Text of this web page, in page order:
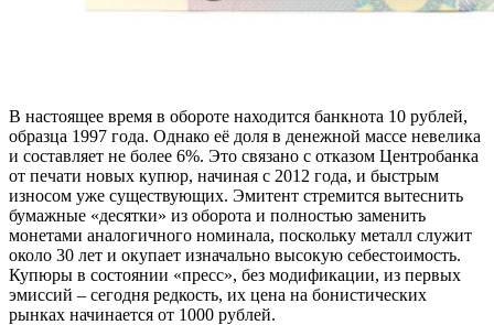
В настоящее время в обороте находится банкнота 10 рублей,
образца 1997 года. Однако её доля в денежной массе невелика
и составляет не более 6%. Это связано с отказом Центробанка
от печати новых купюр, начиная с 2012 года, и быстрым
износом уже существующих. Эмитент стремится вытеснить
бумажные «десятки» из оборота и полностью заменить
монетами аналогичного номинала, поскольку металл служит
около 30 лет и окупает изначально высокую себестоимость.
Купюры в состоянии «пресс», без модификации, из первых
эмиссий – сегодня редкость, их цена на бонистических
рынках начинается от 1000 рублей.